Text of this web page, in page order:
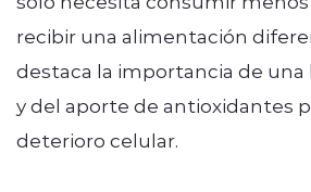
recibir una alimentación
destaca la importancia de
y del aporte de antioxidantes
deterioro celular.